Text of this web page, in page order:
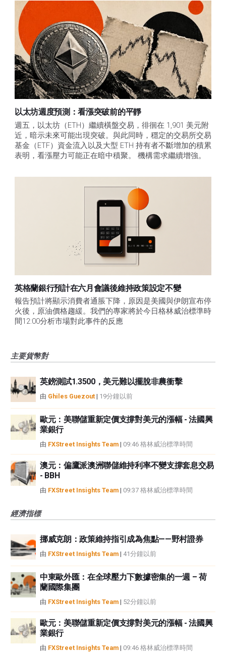
以太坊週度預測：看漲突破前的平靜
週五，以太坊（ETH）繼續橫盤交易，徘徊在 1,901 美元附
近，暗示未來可能出現突破。與此同時，穩定的交易所交易
基金（ETF）資金流入以及大型 ETH 持有者不斷增加的積累
表明，看漲壓力可能正在暗中積聚。 機構需求繼續增強。
英格蘭銀行預計在六月會議後維持政策設定不變
報告預計將顯示消費者通脹下降，原因是美國與伊朗宣布停
火後，原油價格趨緩。我們的專家將於今日格林威治標準時
間12:00分析市場對此事件的反應
主要貨幣對
英鎊測試1.3500，美元難以擺脫非農衝擊
由 Ghiles Guezout | 19分鐘以前
歐元：美聯儲重新定價支撐對美元的漲幅 - 法國興
業銀行
由 FXStreet Insights Team | 09:46 格林威治標準時間
澳元：偏鷹派澳洲聯儲維持利率不變支撐套息交易
- BBH
由 FXStreet Insights Team | 09:37 格林威治標準時間
經濟指標
挪威克朗：政策維持指引成為焦點——野村證券
由 FXStreet Insights Team | 41分鐘以前
中東歐外匯：在全球壓力下數據密集的一週 – 荷
蘭國際集團
由 FXStreet Insights Team | 52分鐘以前
歐元：美聯儲重新定價支撐對美元的漲幅 - 法國興
業銀行
由 FXStreet Insights Team | 09:46 格林威治標準時間